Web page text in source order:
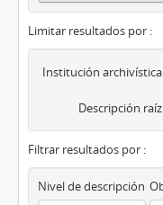
Limitar resultados por :
Institución archivística
Descripción raíz
Filtrar resultados por :
Nivel de descripción